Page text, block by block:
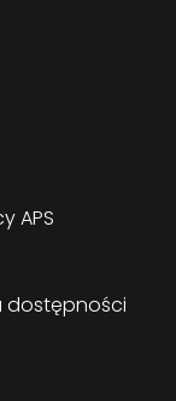
APS
dostępności